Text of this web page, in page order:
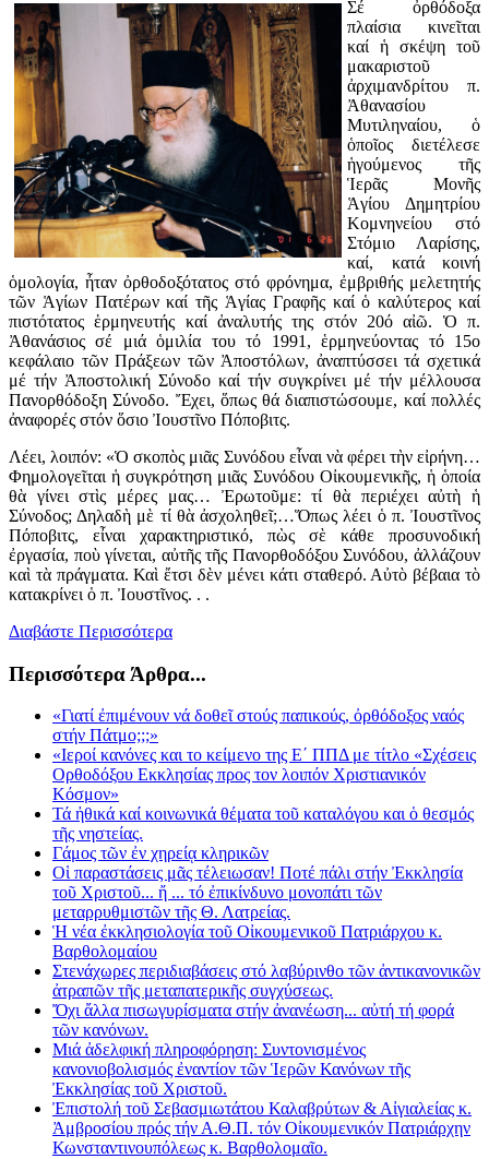
Σέ ὀρθόδοξα
πλαίσια κινεῖται
καί ἡ σκέψη τοῦ
μακαριστοῦ
ἀρχιμανδρίτου π.
Ἀθανασίου
Μυτιληναίου, ὁ
ὁποῖος διετέλεσε
ἡγούμενος τῆς
Ἱερᾶς Μονῆς
Ἁγίου Δημητρίου
Κομνηνείου στό
Στόμιο Λαρίσης,
καί, κατά κοινή
ὁμολογία, ἦταν ὀρθοδοξότατος στό φρόνημα, ἐμβριθής μελετητής
τῶν Ἁγίων Πατέρων καί τῆς Ἁγίας Γραφῆς καί ὁ καλύτερος καί
πιστότατος ἑρμηνευτής καί ἀναλυτής της στόν 20ό αἰῶ. Ὁ π.
Ἀθανάσιος σέ μιά ὁμιλία του τό 1991, ἑρμηνεύοντας τό 15ο
κεφάλαιο τῶν Πράξεων τῶν Ἀποστόλων, ἀναπτύσσει τά σχετικά
μέ τήν Ἀποστολική Σύνοδο καί τήν συγκρίνει μέ τήν μέλλουσα
Πανορθόδοξη Σύνοδο. Ἔχει, ὅπως θά διαπιστώσουμε, καί πολλές
ἀναφορές στόν ὅσιο Ἰουστῖνο Πόποβιτς.
Λέει, λοιπόν: «Ὁ σκοπὸς μιᾶς Συνόδου εἶναι νὰ φέρει τὴν εἰρήνη…
Φημολογεῖται ἡ συγκρότηση μιᾶς Συνόδου Οἰκουμενικῆς, ἡ ὁποία
θὰ γίνει στὶς μέρες μας… Ἐρωτοῦμε: τί θὰ περιέχει αὐτὴ ἡ
Σύνοδος; Δηλαδὴ μὲ τί θὰ ἀσχοληθεῖ;…Ὅπως λέει ὁ π. Ἰουστῖνος
Πόποβιτς, εἶναι χαρακτηριστικό, πὼς σὲ κάθε προσυνοδική
ἐργασία, ποὺ γίνεται, αὐτῆς τῆς Πανορθοδόξου Συνόδου, ἀλλάζουν
καὶ τὰ πράγματα. Καὶ ἔτσι δὲν μένει κάτι σταθερό. Αὐτὸ βέβαια τὸ
κατακρίνει ὁ π. Ἰουστῖνος. . .
Διαβάστε Περισσότερα
Περισσότερα Άρθρα...
«Γιατί ἐπιμένουν νά δοθεῖ στούς παπικούς, ὀρθόδοξος ναός
στήν Πάτμο;;;»
«Ιεροί κανόνες και το κείμενο της Ε΄ ΠΠΔ με τίτλο «Σχέσεις
Ορθοδόξου Εκκλησίας προς τον λοιπόν Χριστιανικόν
Κόσμον»
Τά ἠθικά καί κοινωνικά θέματα τοῦ καταλόγου και ὁ θεσμός
τῆς νηστείας.
Γάμος τῶν ἐν χηρείᾳ κληρικῶν
Οἱ παραστάσεις μᾶς τέλειωσαν! Ποτέ πάλι στήν Ἐκκλησία
τοῦ Χριστοῦ... ἤ ... τό ἐπικίνδυνο μονοπάτι τῶν
μεταρρυθμιστῶν τῆς Θ. Λατρείας.
Ἡ νέα ἐκκλησιολογία τοῦ Οἰκουμενικοῦ Πατριάρχου κ.
Βαρθολομαίου
Στενάχωρες περιδιαβάσεις στό λαβύρινθο τῶν ἀντικανονικῶν
ἀτραπῶν τῆς μεταπατερικῆς συγχύσεως.
Ὄχι ἄλλα πισωγυρίσματα στήν ἀνανέωση... αὐτή τή φορά
τῶν κανόνων.
Μιά ἀδελφική πληροφόρηση: Συντονισμένος
κανονιοβολισμός ἐναντίον τῶν Ἱερῶν Κανόνων τῆς
Ἐκκλησίας τοῦ Χριστοῦ.
Ἐπιστολή τοῦ Σεβασμιωτάτου Καλαβρύτων & Αἰγιαλείας κ.
Ἀμβροσίου πρός τήν Α.Θ.Π. τόν Οἰκουμενικόν Πατριάρχην
Κωνσταντινουπόλεως κ. Βαρθολομαῖο.